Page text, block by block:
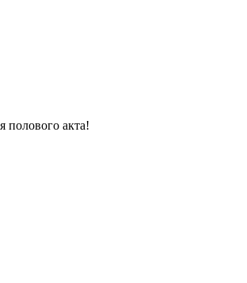
полового акта!